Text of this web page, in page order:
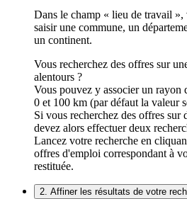
Dans le champ « lieu de travail
saisir une commune, un
un continent.
Vous recherchez des offres sur
alentours ?
Vous pouvez y associer un rayon
0 et 100 km (par défaut la valeur
Si vous recherchez des offres sur
devez alors effectuer deux
Lancez votre recherche en
offres d'emploi correspondant à
restituée.
2. Affiner les résultats de votre